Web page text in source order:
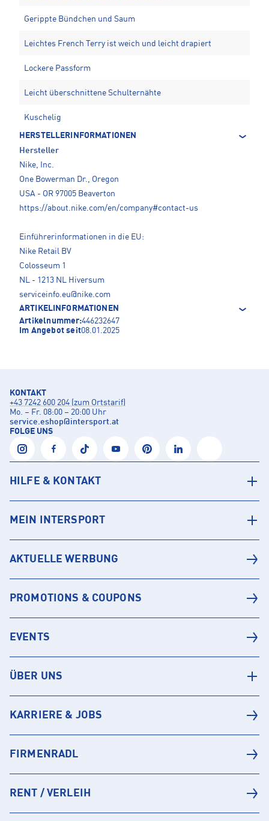
Gerippte Bündchen und Saum
Leichtes French Terry ist weich und leicht drapiert
Lockere Passform
Leicht überschnittene Schulternähte
Kuschelig
HERSTELLERINFORMATIONEN
Hersteller
Nike, Inc.
One Bowerman Dr., Oregon
USA - OR 97005 Beaverton
https://about.nike.com/en/company#contact-us
Einführerinformationen in die EU:
Nike Retail BV
Colosseum 1
NL - 1213 NL Hiversum
serviceinfo.eu@nike.com
ARTIKELINFORMATIONEN
Artikelnummer:446232647
Im Angebot seit08.01.2025
KONTAKT
+43 7242 600 204 (zum Ortstarif)
Mo. – Fr. 08:00 – 20:00 Uhr
service.eshop@intersport.at
FOLGE UNS
HILFE & KONTAKT
MEIN INTERSPORT
AKTUELLE WERBUNG
PROMOTIONS & COUPONS
EVENTS
ÜBER UNS
KARRIERE & JOBS
FIRMENRADL
RENT / VERLEIH